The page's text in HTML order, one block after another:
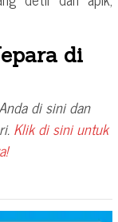
di
di sini dan
Klik di sini untuk